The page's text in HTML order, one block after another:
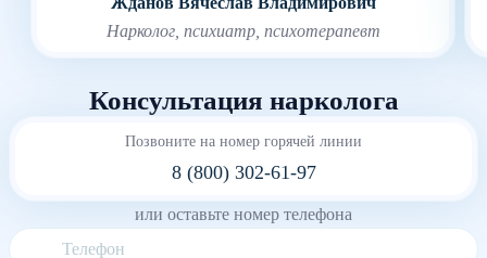
Нарколог, психиатр, психотерапевт
Консультация нарколога
Позвоните на номер горячей линии
8 (800) 302-61-97
или оставьте номер телефона